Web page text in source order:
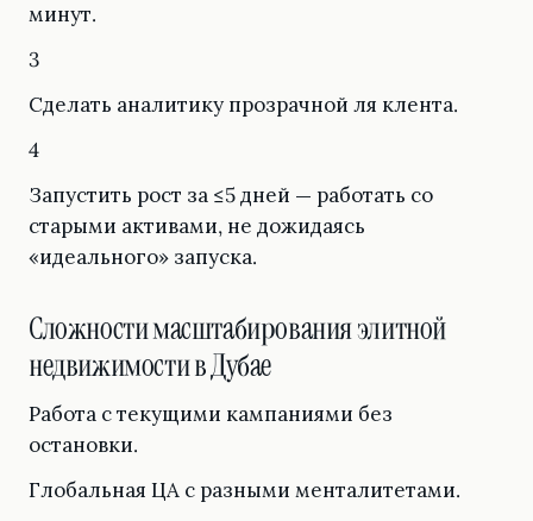
минут.
3
Сделать аналитику прозрачной ля клента.
4
Запустить рост за ≤5 дней — работать со
старыми активами, не дожидаясь
«идеального» запуска.
Сложности масштабирования элитной
недвижимости в Дубае
Работа с текущими кампаниями без
остановки.
Глобальная ЦА с разными менталитетами.